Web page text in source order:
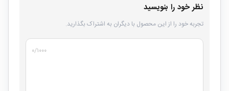
نظر خود را بنویسید
تجربه خود را از این محصول با دیگران به اشتراک بگذارید.
۰/۱۰۰۰